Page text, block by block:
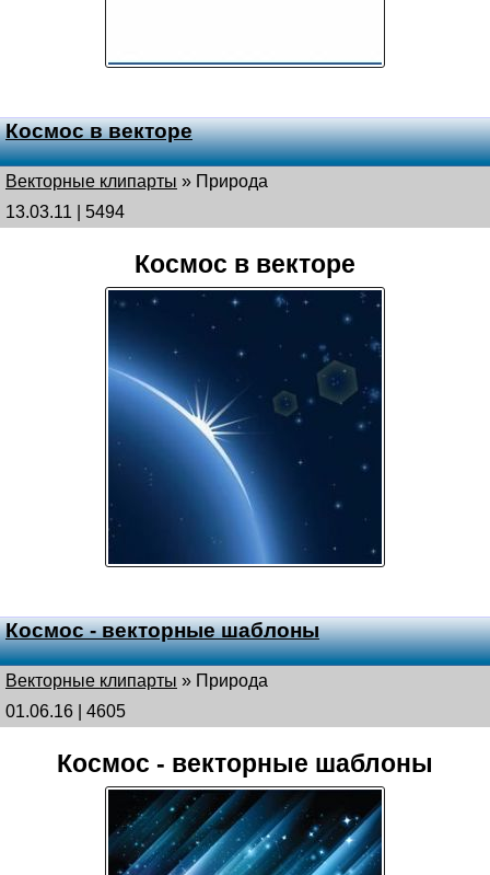
Космос в векторе
Векторные клипарты » Природа
13.03.11 | 5494
Космос в векторе
Космос - векторные шаблоны
Векторные клипарты » Природа
01.06.16 | 4605
Космос - векторные шаблоны